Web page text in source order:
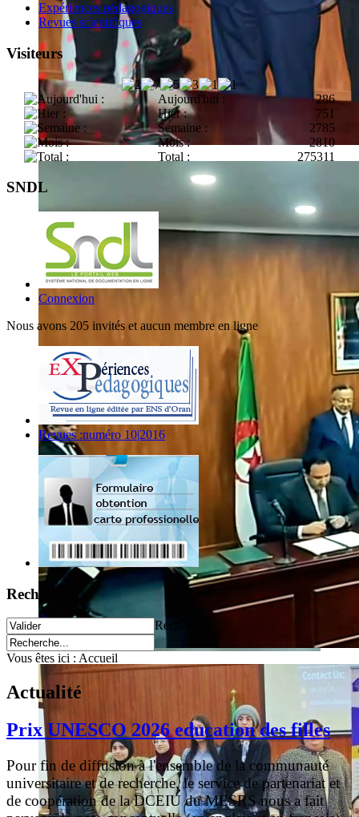
Expériences pédagogiques
Revues scientifiques
Visiteurs
Aujourd'hui :
286
Hier :
751
Semaine :
2785
Mois :
2810
Total :
275311
SNDL
Connexion
Nous avons 205 invités et aucun membre en ligne
Revues :numéro 10|2016
Recherche
Recherche
Vous êtes ici : Accueil
Actualité
Prix UNESCO 2026 education des filles
Pour fin de diffusion à l'ensemble de la communauté
universitaire et de recherche, le service de partenariat et
de coopération de la DCEIU du MESRS nous a fait